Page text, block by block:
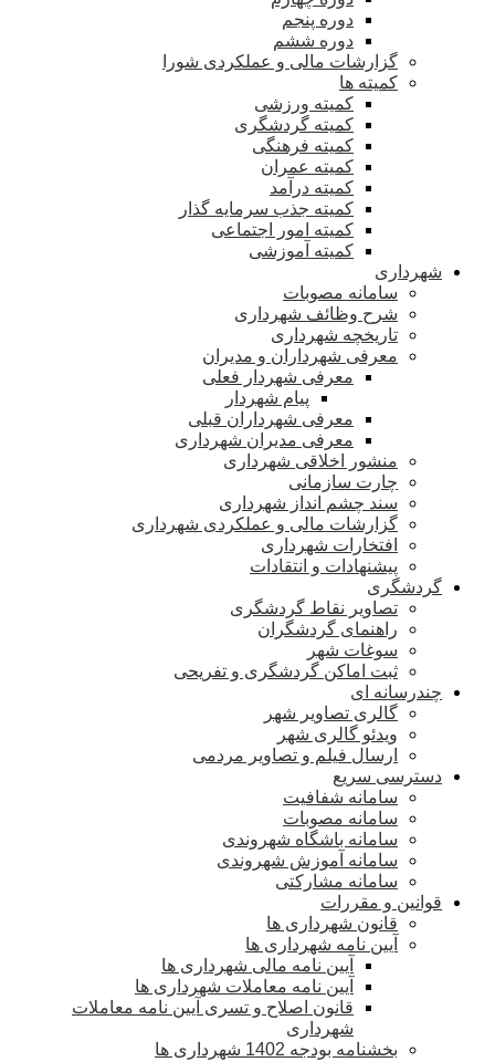
دوره پنجم
دوره ششم
گزارشات مالی و عملکردی شورا
کمیته ها
کمیته ورزشی
کمیته گردشگری
کمیته فرهنگی
کمیته عمران
کمیته درآمد
کمیته جذب سرمایه گذار
کمیته امور اجتماعی
کمیته آموزشی
شهرداری
سامانه مصوبات
شرح وظائف شهرداری
تاریخچه شهرداری
معرفی شهرداران و مدیران
معرفی شهردار فعلی
پیام شهردار
معرفی شهرداران قبلی
معرفی مدیران شهرداری
منشور اخلاقی شهرداری
چارت سازمانی
سند چشم انداز شهرداری
گزارشات مالی و عملکردی شهرداری
افتخارات شهرداری
پیشنهادات و انتقادات
گردشگری
تصاویر نقاط گردشگری
راهنمای گردشگران
سوغات شهر
ثبت اماکن گردشگری و تفریحی
چندرسانه ای
گالری تصاویر شهر
ویدئو گالری شهر
ارسال فیلم و تصاویر مردمی
دسترسی سریع
سامانه شفافیت
سامانه مصوبات
سامانه باشگاه شهروندی
سامانه آموزش شهروندی
سامانه مشارکتی
قوانین و مقررات
قانون شهرداری ها
آیین نامه شهرداری ها
آیین نامه مالی شهرداری ها
آیین نامه معاملات شهرداری ها
قانون اصلاح و تسری آیین نامه معاملات
شهرداری
بخشنامه بودجه 1402 شهرداری ها